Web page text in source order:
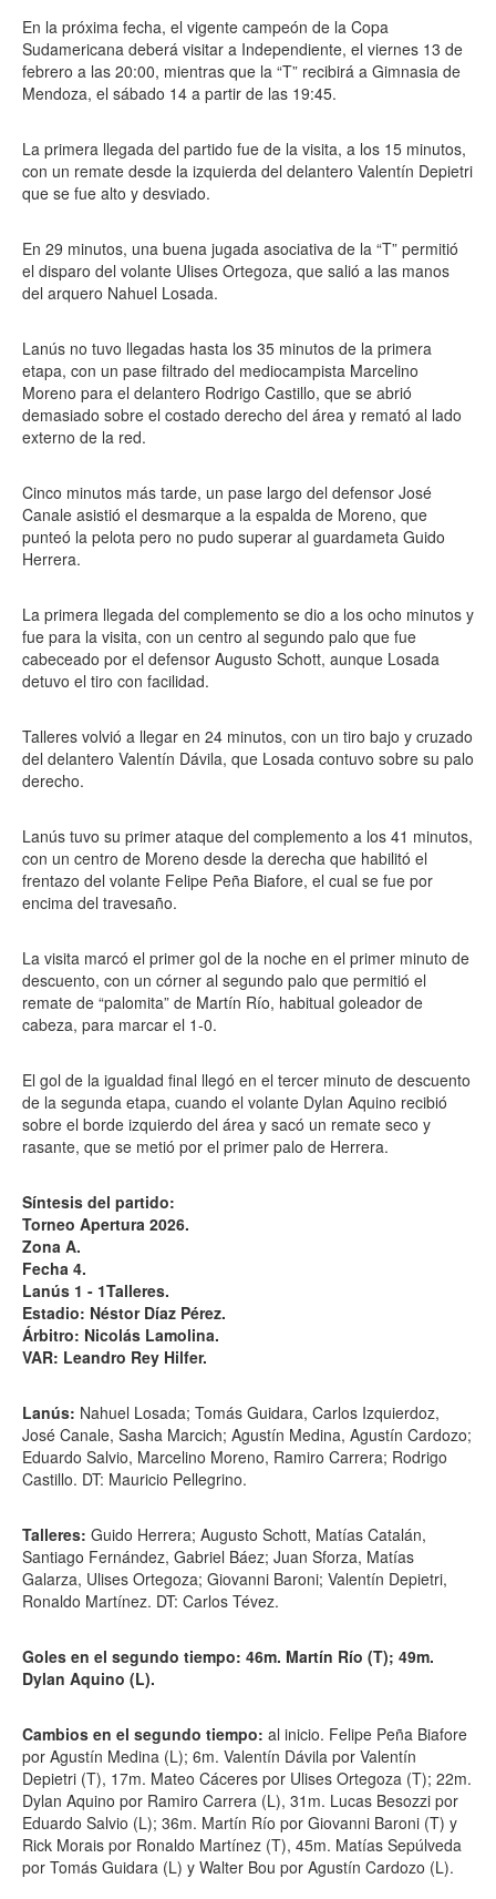
En la próxima fecha, el vigente campeón de la Copa
Sudamericana deberá visitar a Independiente, el viernes 13 de
febrero a las 20:00, mientras que la “T” recibirá a Gimnasia de
Mendoza, el sábado 14 a partir de las 19:45.
La primera llegada del partido fue de la visita, a los 15 minutos,
con un remate desde la izquierda del delantero Valentín Depietri
que se fue alto y desviado.
En 29 minutos, una buena jugada asociativa de la “T” permitió
el disparo del volante Ulises Ortegoza, que salió a las manos
del arquero Nahuel Losada.
Lanús no tuvo llegadas hasta los 35 minutos de la primera
etapa, con un pase filtrado del mediocampista Marcelino
Moreno para el delantero Rodrigo Castillo, que se abrió
demasiado sobre el costado derecho del área y remató al lado
externo de la red.
Cinco minutos más tarde, un pase largo del defensor José
Canale asistió el desmarque a la espalda de Moreno, que
punteó la pelota pero no pudo superar al guardameta Guido
Herrera.
La primera llegada del complemento se dio a los ocho minutos y
fue para la visita, con un centro al segundo palo que fue
cabeceado por el defensor Augusto Schott, aunque Losada
detuvo el tiro con facilidad.
Talleres volvió a llegar en 24 minutos, con un tiro bajo y cruzado
del delantero Valentín Dávila, que Losada contuvo sobre su palo
derecho.
Lanús tuvo su primer ataque del complemento a los 41 minutos,
con un centro de Moreno desde la derecha que habilitó el
frentazo del volante Felipe Peña Biafore, el cual se fue por
encima del travesaño.
La visita marcó el primer gol de la noche en el primer minuto de
descuento, con un córner al segundo palo que permitió el
remate de “palomita” de Martín Río, habitual goleador de
cabeza, para marcar el 1-0.
El gol de la igualdad final llegó en el tercer minuto de descuento
de la segunda etapa, cuando el volante Dylan Aquino recibió
sobre el borde izquierdo del área y sacó un remate seco y
rasante, que se metió por el primer palo de Herrera.
Síntesis del partido:
Torneo Apertura 2026.
Zona A.
Fecha 4.
Lanús 1 - 1Talleres.
Estadio: Néstor Díaz Pérez.
Árbitro: Nicolás Lamolina.
VAR: Leandro Rey Hilfer.
Lanús: Nahuel Losada; Tomás Guidara, Carlos Izquierdoz,
José Canale, Sasha Marcich; Agustín Medina, Agustín Cardozo;
Eduardo Salvio, Marcelino Moreno, Ramiro Carrera; Rodrigo
Castillo. DT: Mauricio Pellegrino.
Talleres: Guido Herrera; Augusto Schott, Matías Catalán,
Santiago Fernández, Gabriel Báez; Juan Sforza, Matías
Galarza, Ulises Ortegoza; Giovanni Baroni; Valentín Depietri,
Ronaldo Martínez. DT: Carlos Tévez.
Goles en el segundo tiempo: 46m. Martín Río (T); 49m.
Dylan Aquino (L).
Cambios en el segundo tiempo: al inicio. Felipe Peña Biafore
por Agustín Medina (L); 6m. Valentín Dávila por Valentín
Depietri (T), 17m. Mateo Cáceres por Ulises Ortegoza (T); 22m.
Dylan Aquino por Ramiro Carrera (L), 31m. Lucas Besozzi por
Eduardo Salvio (L); 36m. Martín Río por Giovanni Baroni (T) y
Rick Morais por Ronaldo Martínez (T), 45m. Matías Sepúlveda
por Tomás Guidara (L) y Walter Bou por Agustín Cardozo (L).